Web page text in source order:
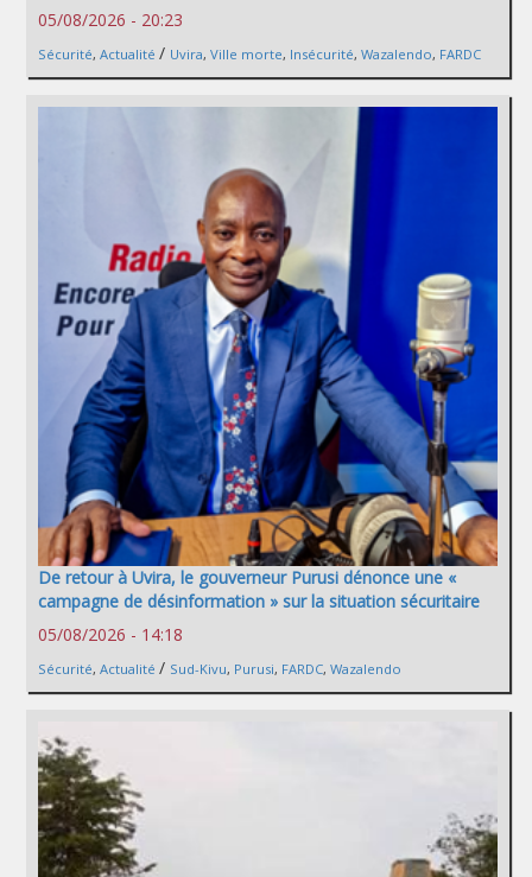
05/08/2026 - 20:23
Sécurité, Actualité / Uvira, Ville morte, Insécurité, Wazalendo, FARDC
De retour à Uvira, le gouverneur Purusi dénonce une «
campagne de désinformation » sur la situation sécuritaire
05/08/2026 - 14:18
Sécurité, Actualité / Sud-Kivu, Purusi, FARDC, Wazalendo